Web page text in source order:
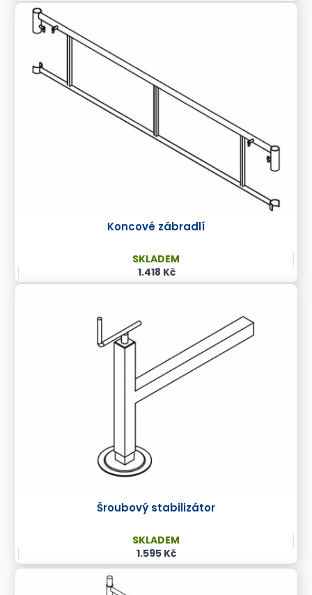
Koncové zábradlí
SKLADEM
1.418 Kč
Šroubový stabilizátor
SKLADEM
1.595 Kč